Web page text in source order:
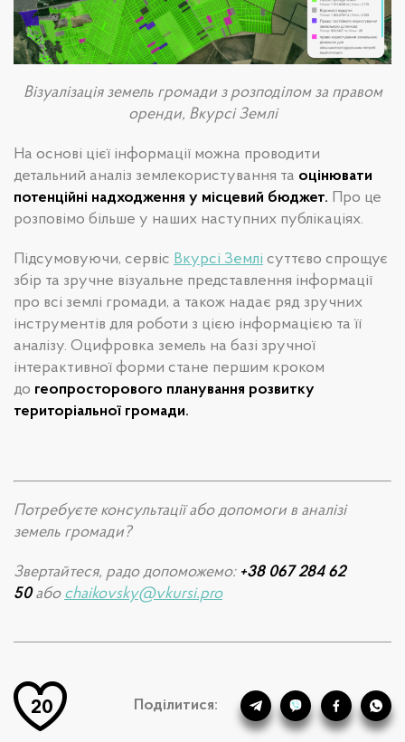
Візуалізація земель громади з розподілом за правом
оренди, Вкурсі Землі
На основі цієї інформації можна проводити
детальний аналіз землекористування та оцінювати
потенційні надходження у місцевий бюджет. Про це
розповімо більше у наших наступних публікаціях.
Підсумовуючи, сервіс Вкурсі Землі суттєво спрощує
збір та зручне візуальне представлення інформації
про всі землі громади, а також надає ряд зручних
інструментів для роботи з цією інформацією та її
аналізу. Оцифровка земель на базі зручної
інтерактивної форми стане першим кроком
до геопросторового планування розвитку
територіальної громади.
Потребуєте консультації або допомоги в аналізі
земель громади?
Звертайтеся, радо допоможемо: +38 067 284 62
50або chaikovsky@vkursi.pro
20 Поділитися: